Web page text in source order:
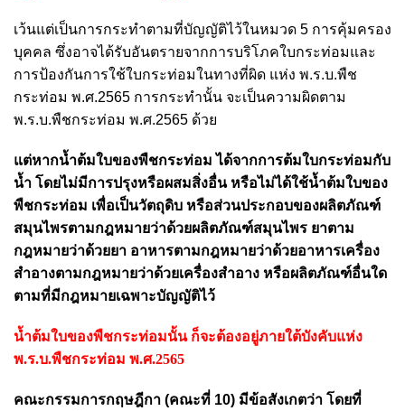
เว้นแต่เป็นการกระทำตามที่บัญญัติไว้ในหมวด 5 การคุ้มครอง
บุคคล ซึ่งอาจได้รับอันตรายจากการบริโภคใบกระท่อมและ
การป้องกันการใช้ใบกระท่อมในทางที่ผิด แห่ง พ.ร.บ.พืช
กระท่อม พ.ศ.2565 การกระทำนั้น จะเป็นความผิดตาม
พ.ร.บ.พืชกระท่อม พ.ศ.2565 ด้วย
แต่หากน้ำต้มใบของพืชกระท่อม ได้จากการต้มใบกระท่อมกับ
น้ำ โดยไม่มีการปรุงหรือผสมสิ่งอื่น หรือไม่ได้ใช้น้ำต้มใบของ
พืชกระท่อม เพื่อเป็นวัตถุดิบ หรือส่วนประกอบของผลิตภัณฑ์
สมุนไพรตามกฎหมายว่าด้วยผลิตภัณฑ์สมุนไพร ยาตาม
กฎหมายว่าด้วยยา อาหารตามกฎหมายว่าด้วยอาหารเครื่อง
สำอางตามกฎหมายว่าด้วยเครื่องสำอาง หรือผลิตภัณฑ์อื่นใด
ตามที่มีกฎหมายเฉพาะบัญญัติไว้
น้ำต้มใบของพืชกระท่อมนั้น ก็จะต้องอยู่ภายใต้บังคับแห่ง
พ.ร.บ.พืชกระท่อม พ.ศ.2565
คณะกรรมการกฤษฎีกา (คณะที่ 10) มีข้อสังเกตว่า โดยที่